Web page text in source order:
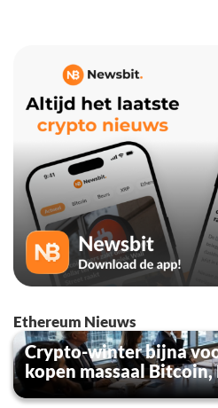
Ethereum Nieuws
Crypto-winter bijna
kopen massaal Bitcoin,